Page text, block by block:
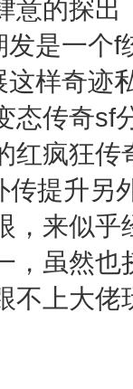
意的探
是一个
样奇迹
态传奇sf
红疯狂
传提升另
，来似
，虽然
不上大